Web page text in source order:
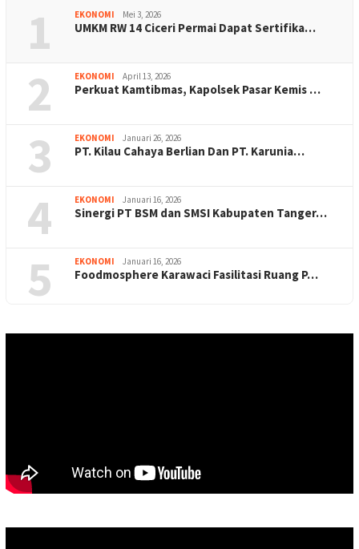
1 EKONOMI Mei 3, 2026
UMKM RW 14 Ciceri Permai Dapat Sertifika…
2 EKONOMI April 13, 2026
Perkuat Kamtibmas, Kapolsek Pasar Kemis …
3 EKONOMI Januari 26, 2026
PT. Kilau Cahaya Berlian Dan PT. Karunia…
4 EKONOMI Januari 16, 2026
Sinergi PT BSM dan SMSI Kabupaten Tanger…
5 EKONOMI Januari 16, 2026
Foodmosphere Karawaci Fasilitasi Ruang P…